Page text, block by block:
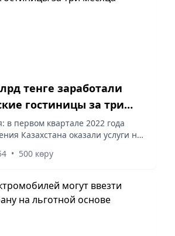
тенге заработали
гостиницы за три
в первом квартале 2022 года
Казахстана оказали услуги на
остановились 228 тысяч
• 500 көру